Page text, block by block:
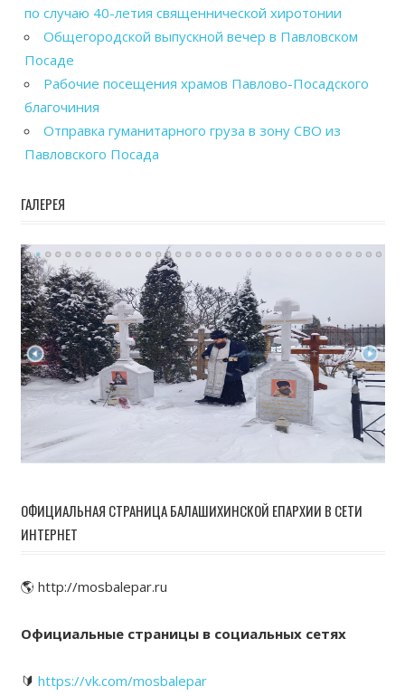
по случаю 40-летия священнической хиротонии
Общегородской выпускной вечер в Павловском
Посаде
Рабочие посещения храмов Павлово-Посадского
благочиния
Отправка гуманитарного груза в зону СВО из
Павловского Посада
ГАЛЕРЕЯ
ОФИЦИАЛЬНАЯ СТРАНИЦА БАЛАШИХИНСКОЙ ЕПАРХИИ В СЕТИ
ИНТЕРНЕТ
🌎 http://mosbalepar.ru
Официальные страницы в социальных сетях
🔰 https://vk.com/mosbalepar